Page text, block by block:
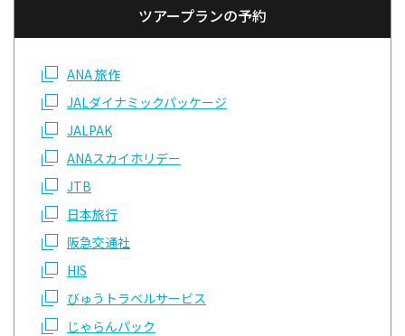
ツアープランの予約
ANA 旅作
JALダイナミックパッケージ
JALPAK
ANAスカイホリデー
JTB
日本旅行
阪急交通社
HIS
びゅうトラベルサービス
じゃらんパック